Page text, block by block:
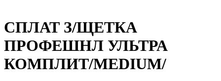
СПЛАТ З/ЩЕТКА
ПРОФЕШНЛ УЛЬТРА
КОМПЛИТ/MEDIUM/